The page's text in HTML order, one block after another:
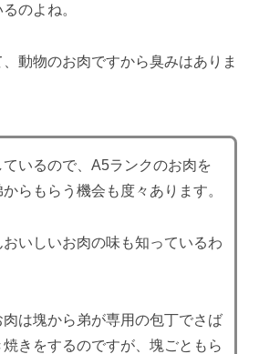
のよね。
動物のお肉ですから臭みはありま
いるので、A5ランクのお肉を
らもらう機会も度々あります。
いしいお肉の味も知っているわ
は塊から弟が専用の包丁でさば
きをするのですが、塊ごともら